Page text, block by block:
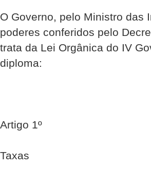
O Governo, pelo Ministro das
poderes conferidos pelo
trata da Lei Orgânica do IV
diploma:
Artigo 1º
Taxas